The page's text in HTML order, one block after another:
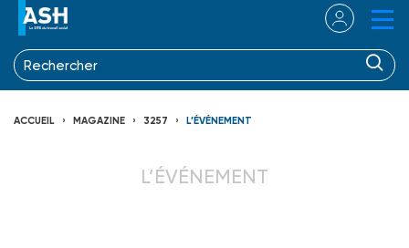
ACCUEIL MAGAZINE 3257 L’ÉVÉNEMENT
L’ÉVÉNEMENT